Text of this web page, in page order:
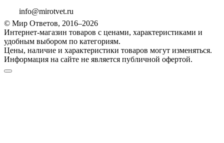
info@mirotvet.ru
© Мир Ответов, 2016–2026
Интернет-магазин товаров с ценами, характеристиками и
удобным выбором по категориям.
Цены, наличие и характеристики товаров могут изменяться.
Информация на сайте не является публичной офертой.